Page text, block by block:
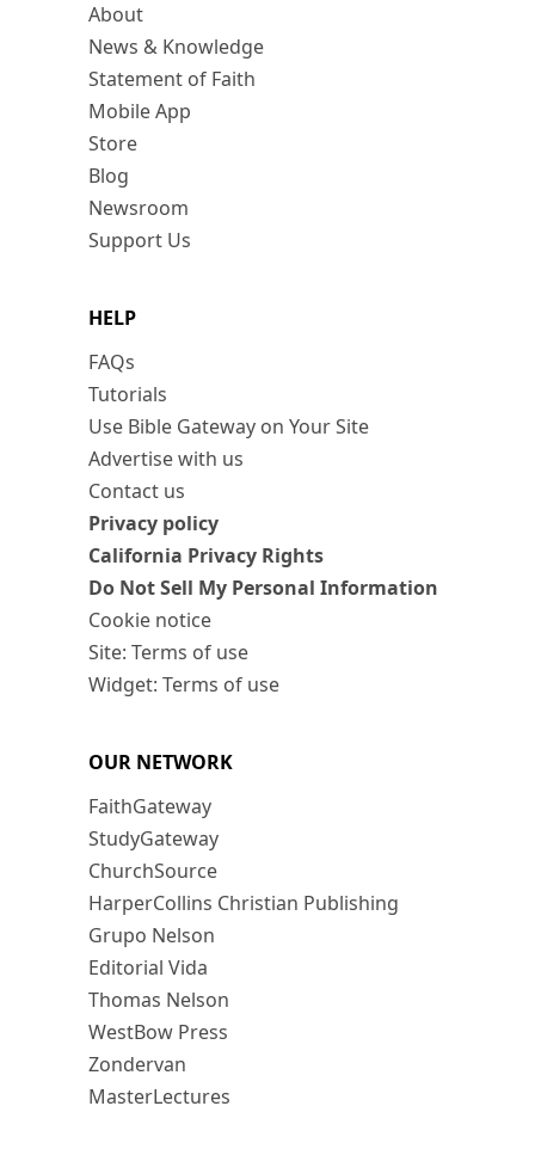
About
News & Knowledge
Statement of Faith
Mobile App
Store
Blog
Newsroom
Support Us
HELP
FAQs
Tutorials
Use Bible Gateway on Your Site
Advertise with us
Contact us
Privacy policy
California Privacy Rights
Do Not Sell My Personal Information
Cookie notice
Site: Terms of use
Widget: Terms of use
OUR NETWORK
FaithGateway
StudyGateway
ChurchSource
HarperCollins Christian Publishing
Grupo Nelson
Editorial Vida
Thomas Nelson
WestBow Press
Zondervan
MasterLectures